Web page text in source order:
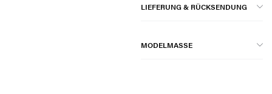
LIEFERUNG & RÜCKSENDUNG
MODELMASSE